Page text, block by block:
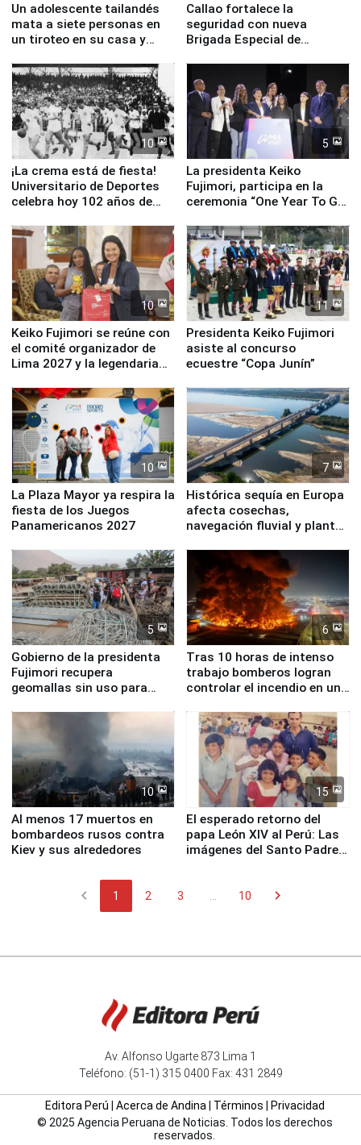
Un adolescente tailandés
mata a siete personas en
un tiroteo en su casa y
Callao fortalece la
seguridad con nueva
Brigada Especial de
equipamiento para
Serenazgo
10
¡La crema está de fiesta!
Universitario de Deportes
celebra hoy 102 años de
5
La presidenta Keiko
Fujimori, participa en la
ceremonia “One Year To Go
10
Keiko Fujimori se reúne con
el comité organizador de
Lima 2027 y la legendaria
11
Presidenta Keiko Fujimori
asiste al concurso
ecuestre “Copa Junín”
10
La Plaza Mayor ya respira la
fiesta de los Juegos
Panamericanos 2027
7
Histórica sequía en Europa
afecta cosechas,
navegación fluvial y plantas
5
Gobierno de la presidenta
Fujimori recupera
geomallas sin uso para
Fenómeno El Niño
6
Tras 10 horas de intenso
trabajo bomberos logran
controlar el incendio en una
de Chile
10
Al menos 17 muertos en
bombardeos rusos contra
Kiev y sus alrededores
15
El esperado retorno del
papa León XIV al Perú: Las
imágenes del Santo Padre
chevron_left 1 2 3 10 chevron_right
Av. Alfonso Ugarte 873 Lima 1
Teléfono: (51-1) 315 0400 Fax: 431 2849
Editora Perú Acerca de Andina| Términos
Privacidad
© 2025 Agencia Peruana de Noticias. Todos los derechos
reservados.